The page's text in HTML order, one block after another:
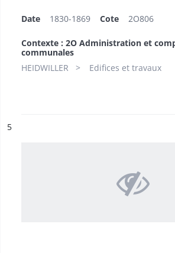
Date 1830-1869 Cote 2O806
Contexte : 2O Administration et
communales
HEIDWILLER
Edifices et travaux
n°
5